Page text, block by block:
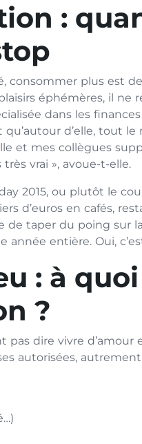
:
consommer plus est
éphémères, il ne
dans les
qu’autour d’elle, tout
et mes collègues
vrai », avoue-t-elle.
2015, ou plutôt le
d’euros en cafés,
taper du poing sur
entière. Oui,
: à
?
dire vivre d’amour
autorisées,